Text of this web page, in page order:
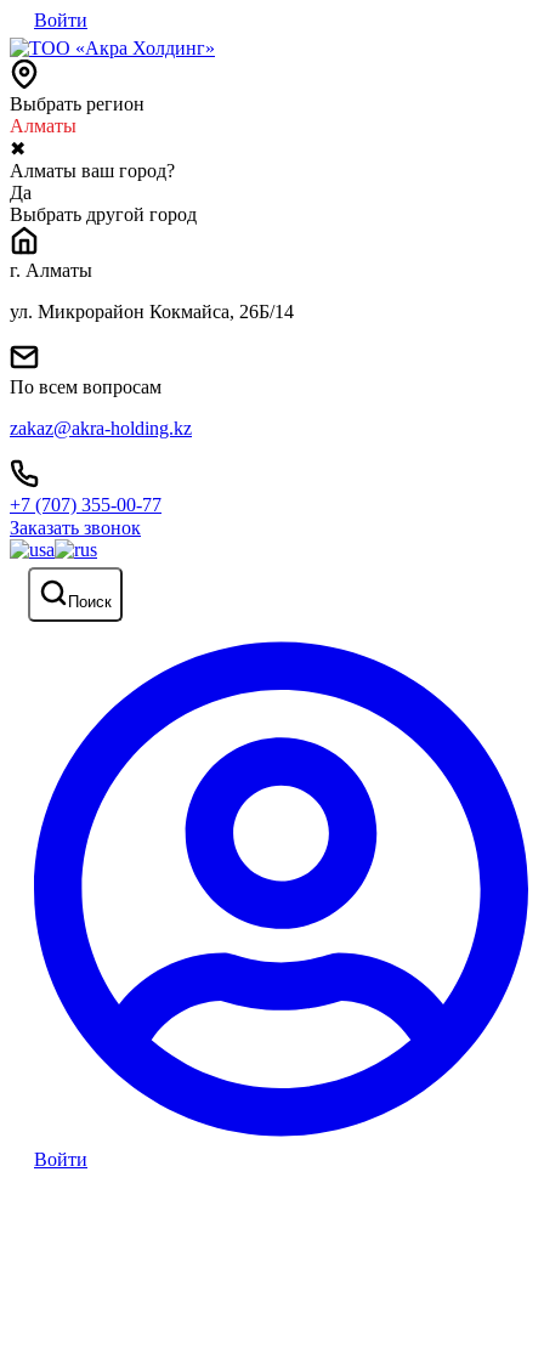
Войти
Выбрать регион
Алматы
✖
Алматы ваш город?
Да
Выбрать другой город
г. Алматы
ул. Микрорайон Кокмайса, 26Б/14
По всем вопросам
zakaz@akra-holding.kz
+7 (707) 355-00-77
Заказать звонок
Поиск
Войти